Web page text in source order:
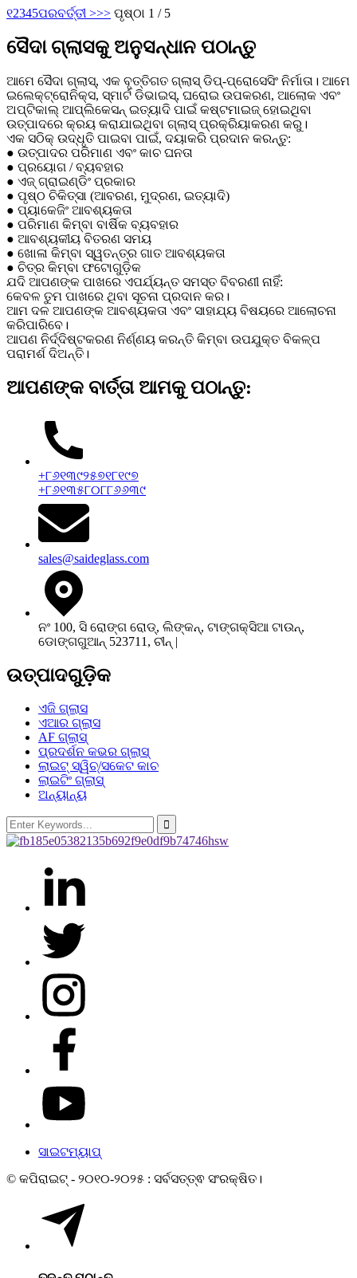
୧2345ପରବର୍ତ୍ତୀ >>> ପୃଷ୍ଠା 1 / 5
ସୈଦା ଗ୍ଲାସକୁ ଅନୁସନ୍ଧାନ ପଠାନ୍ତୁ
ଆମେ ସୈଦା ଗ୍ଲାସ୍, ଏକ ବୃତ୍ତିଗତ ଗ୍ଲାସ୍ ଡିପ୍-ପ୍ରୋସେସିଂ ନିର୍ମାତା। ଆମେ
ଇଲେକ୍ଟ୍ରୋନିକ୍ସ, ସ୍ମାର୍ଟ ଡିଭାଇସ୍, ଘରୋଇ ଉପକରଣ, ଆଲୋକ ଏବଂ
ଅପ୍ଟିକାଲ୍ ଆପ୍ଲିକେସନ୍ ଇତ୍ୟାଦି ପାଇଁ କଷ୍ଟମାଇଜ୍ ହୋଇଥିବା
ଉତ୍ପାଦରେ କ୍ରୟ କରାଯାଇଥିବା ଗ୍ଲାସ୍ ପ୍ରକ୍ରିୟାକରଣ କରୁ।
ଏକ ସଠିକ୍ ଉଦ୍ଧୃତି ପାଇବା ପାଇଁ, ଦୟାକରି ପ୍ରଦାନ କରନ୍ତୁ:
● ଉତ୍ପାଦର ପରିମାଣ ଏବଂ କାଚ ଘନତା
● ପ୍ରୟୋଗ / ବ୍ୟବହାର
● ଏଜ୍ ଗ୍ରାଇଣ୍ଡିଂ ପ୍ରକାର
● ପୃଷ୍ଠ ଚିକିତ୍ସା (ଆବରଣ, ମୁଦ୍ରଣ, ଇତ୍ୟାଦି)
● ପ୍ୟାକେଜିଂ ଆବଶ୍ୟକତା
● ପରିମାଣ କିମ୍ବା ବାର୍ଷିକ ବ୍ୟବହାର
● ଆବଶ୍ୟକୀୟ ବିତରଣ ସମୟ
● ଖୋଳା କିମ୍ବା ସ୍ୱତନ୍ତ୍ର ଗାତ ଆବଶ୍ୟକତା
● ଚିତ୍ର କିମ୍ବା ଫଟୋଗୁଡ଼ିକ
ଯଦି ଆପଣଙ୍କ ପାଖରେ ଏପର୍ଯ୍ୟନ୍ତ ସମସ୍ତ ବିବରଣୀ ନାହିଁ:
କେବଳ ତୁମ ପାଖରେ ଥିବା ସୂଚନା ପ୍ରଦାନ କର।
ଆମ ଦଳ ଆପଣଙ୍କ ଆବଶ୍ୟକତା ଏବଂ ସାହାଯ୍ୟ ବିଷୟରେ ଆଲୋଚନା
କରିପାରିବେ।
ଆପଣ ନିର୍ଦ୍ଦିଷ୍ଟକରଣ ନିର୍ଣ୍ଣୟ କରନ୍ତି କିମ୍ବା ଉପଯୁକ୍ତ ବିକଳ୍ପ
ପରାମର୍ଶ ଦିଅନ୍ତି।
ଆପଣଙ୍କ ବାର୍ତ୍ତା ଆମକୁ ପଠାନ୍ତୁ:
+୮୬୧୩୯୨୫୭୧୮୧୯୭
+୮୬୧୩୫୮୦୮୮୬୬୩୯
sales@saideglass.com
ନଂ 100, ସି ରୋଙ୍ଗ ରୋଡ୍, ଲିଙ୍କନ୍, ଟାଙ୍ଗକ୍ସିଆ ଟାଉନ୍,
ଡୋଙ୍ଗଗୁଆନ୍ 523711, ଚୀନ୍ |
ଉତ୍ପାଦଗୁଡ଼ିକ
ଏଜି ଗ୍ଲାସ
ଏଆର ଗ୍ଲାସ
AF ଗ୍ଲାସ୍
ପ୍ରଦର୍ଶନ କଭର ଗ୍ଲାସ୍
ଲାଇଟ୍ ସ୍ୱିଚ୍/ସକେଟ କାଚ
ଲାଇଟିଂ ଗ୍ଲାସ୍
ଅନ୍ୟାନ୍ୟ
ସାଇଟମ୍ୟାପ୍
© କପିରାଇଟ୍ - ୨୦୧୦-୨୦୨୫ : ସର୍ବସତ୍ତ୍ଵ ସଂରକ୍ଷିତ।